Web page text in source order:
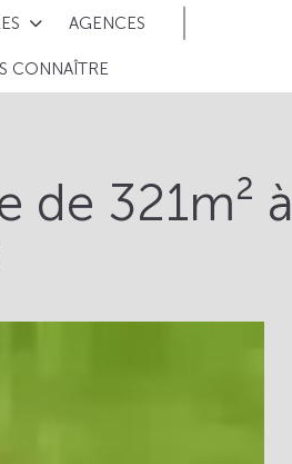
AGENCES
CONNAÎTRE
de 321m² à